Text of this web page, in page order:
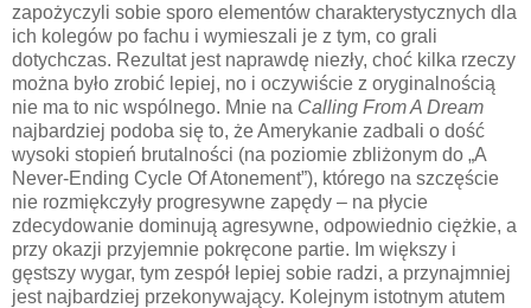
zapożyczyli sobie sporo elementów charakterystycznych dla
ich kolegów po fachu i wymieszali je z tym, co grali
dotychczas. Rezultat jest naprawdę niezły, choć kilka rzeczy
można było zrobić lepiej, no i oczywiście z oryginalnością
nie ma to nic wspólnego. Mnie na Calling From A Dream
najbardziej podoba się to, że Amerykanie zadbali o dość
wysoki stopień brutalności (na poziomie zbliżonym do „A
Never-Ending Cycle Of Atonement”), którego na szczęście
nie rozmiękczyły progresywne zapędy – na płycie
zdecydowanie dominują agresywne, odpowiednio ciężkie, a
przy okazji przyjemnie pokręcone partie. Im większy i
gęstszy wygar, tym zespół lepiej sobie radzi, a przynajmniej
jest najbardziej przekonywający. Kolejnym istotnym atutem